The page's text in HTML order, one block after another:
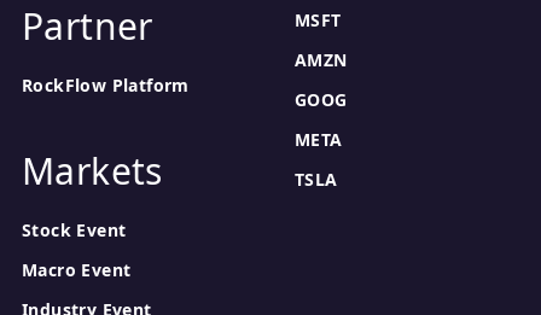
Partner
RockFlow Platform
Markets
Stock Event
Macro Event
Industry Event
MSFT
AMZN
GOOG
META
TSLA